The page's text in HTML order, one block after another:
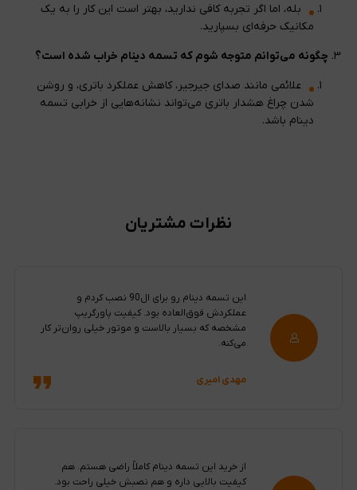
بله، اما اگر تجربه کافی ندارید، بهتر است این کار را به یک
مکانیک حرفه‌ای بسپارید.
چگونه می‌توانم متوجه شوم که تسمه دینام خراب شده است؟
علائمی مانند صدای جیرجیر، کاهش عملکرد باتری، و روشن
شدن چراغ هشدار باتری می‌تواند نشانه‌هایی از خرابی تسمه
دینام باشد.
نظرات مشتریان
این تسمه دینام رو برای ال90 نصب کردم و
عملکردش فوق‌العاده بود. کیفیت پاورگریپ
مشخصه که بسیار بالاست و موتور خیلی روان‌تر کار
می‌کنه.
مهدی امیری
از خرید این تسمه دینام کاملاً راضی هستم. هم
کیفیت بالایی داره و هم نصبش خیلی راحت بود.